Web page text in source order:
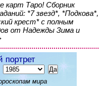
карт Таро! Сборник
*7 звезд*, *Подкова*,
крест* с полным
от Надежды Зима и
портрет
мира